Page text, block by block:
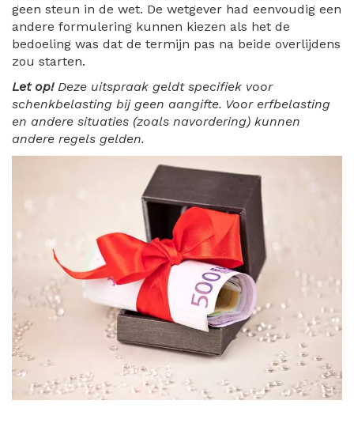
geen steun in de wet. De wetgever had eenvoudig een
andere formulering kunnen kiezen als het de
bedoeling was dat de termijn pas na beide overlijdens
zou starten.
Let op! Deze uitspraak geldt specifiek voor
schenkbelasting bij geen aangifte. Voor erfbelasting
en andere situaties (zoals navordering) kunnen
andere regels gelden.